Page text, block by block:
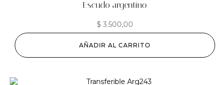
Escudo argentino
$ 3.500,00
AÑADIR AL CARRITO